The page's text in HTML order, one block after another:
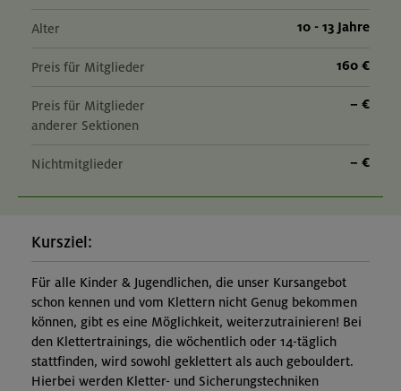
Alter 10 - 13 Jahre
Preis für Mitglieder 160 €
Preis für Mitglieder
anderer Sektionen
– €
Nichtmitglieder – €
Kursziel:
Für alle Kinder & Jugendlichen, die unser Kursangebot
schon kennen und vom Klettern nicht Genug bekommen
können, gibt es eine Möglichkeit, weiterzutrainieren! Bei
den Klettertrainings, die wöchentlich oder 14-täglich
stattfinden, wird sowohl geklettert als auch gebouldert.
Hierbei werden Kletter- und Sicherungstechniken